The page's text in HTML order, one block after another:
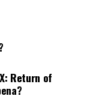
Return of